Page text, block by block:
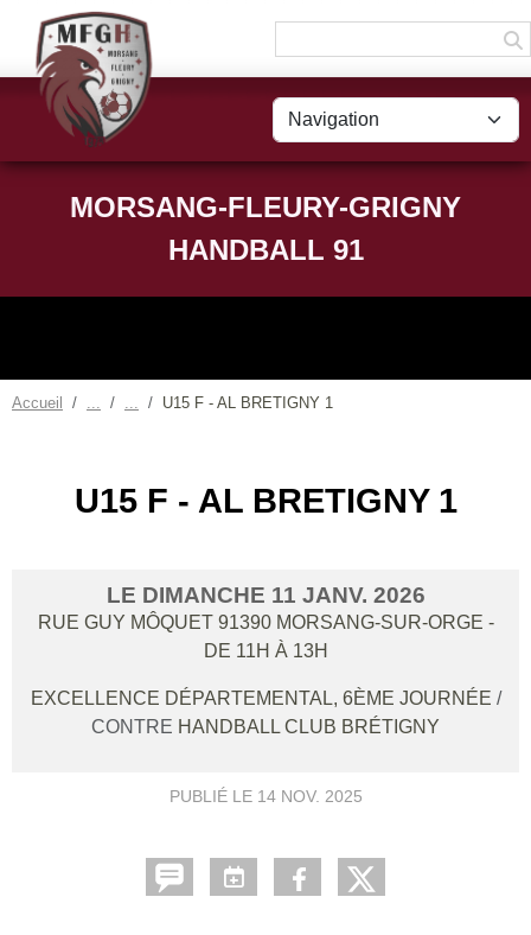
MORSANG-FLEURY-GRIGNY
HANDBALL 91
Accueil U15 F - AL BRETIGNY 1
U15 F - AL BRETIGNY 1
LE DIMANCHE 11 JANV. 2026
RUE GUY MÔQUET 91390 MORSANG-SUR-ORGE -
DE 11H À 13H
EXCELLENCE DÉPARTEMENTAL, 6ÈME JOURNÉE /
CONTRE HANDBALL CLUB BRÉTIGNY
PUBLIÉ LE 14 NOV. 2025
Panneau de gestion des cookies